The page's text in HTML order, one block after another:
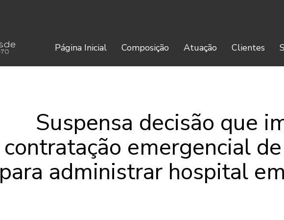
Página Inicial Composição Atuação Clientes
Suspensa decisão que
contratação emergencial
para administrar hospital